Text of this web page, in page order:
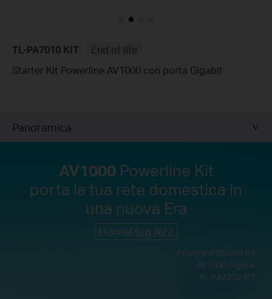
TL-PA7010 KIT
End of life
Starter Kit Powerline AV1000 con porta Gigabit
Panoramica
AV1000Powerline Kit
porta la tua rete domestica in
una nuova Era
HomePlug AV2
Powerline Starter Kit
AV1000 Gigabit
TL-PA7010 KIT